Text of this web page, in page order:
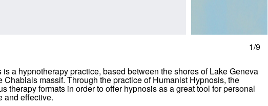
1/9
is a hypnotherapy practice, based between the shores of Lake Geneva
Chablais massif. Through the practice of Humanist Hypnosis, the
therapy formats in order to offer hypnosis as a great tool for personal
and effective.